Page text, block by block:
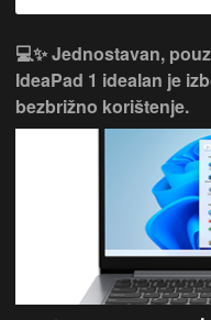
💻✨ Jednostavan,
IdeaPad 1 idealan je
bezbrižno korištenje.